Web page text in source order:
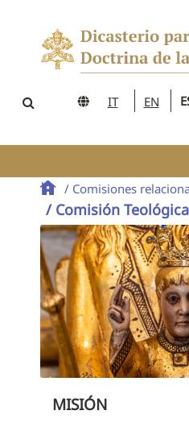
IT EN
/ Comisiones
/ Comisión
MISIÓN